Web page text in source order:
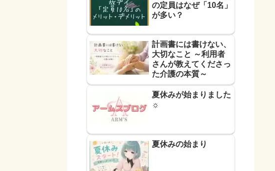
の定員はなぜ「10名」
が多い？
計画書には書けない、
大切なこと ～利用者
さんが教えてくださっ
た介護の本質～
夏休みが始まりました
☼
夏休みの始まり